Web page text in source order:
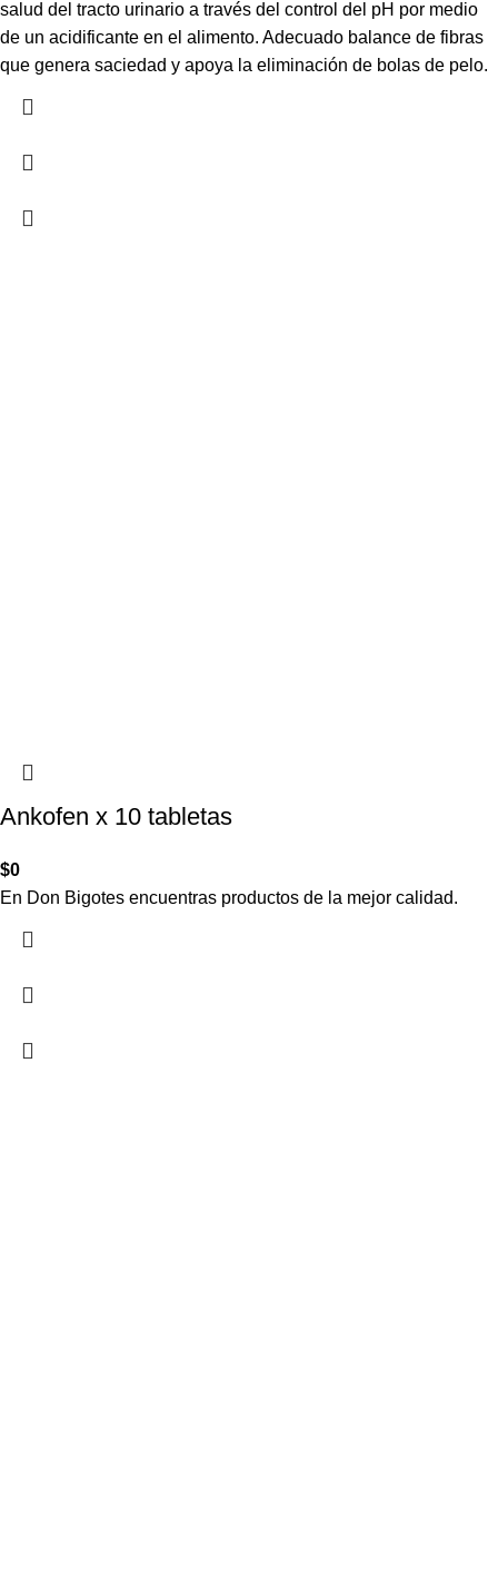
salud del tracto urinario a través del control del pH por medio
de un acidificante en el alimento. Adecuado balance de fibras
que genera saciedad y apoya la eliminación de bolas de pelo.
Ankofen x 10 tabletas
$0
En Don Bigotes encuentras productos de la mejor calidad.